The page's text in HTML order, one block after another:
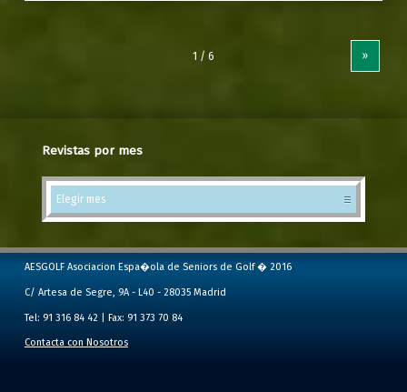
»
Revistas por mes
Revistas por mes
AESGOLF Asociacion Espa�ola de Seniors de Golf � 2016
C/ Artesa de Segre, 9A - L40 - 28035 Madrid
Tel: 91 316 84 42 | Fax: 91 373 70 84
Contacta con Nosotros